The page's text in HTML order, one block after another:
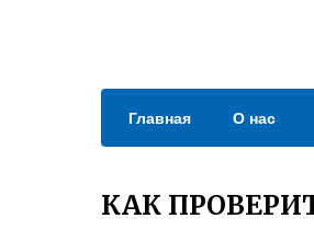
Главная О нас
КАК